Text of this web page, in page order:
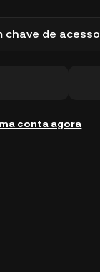
chave de acesso
conta agora